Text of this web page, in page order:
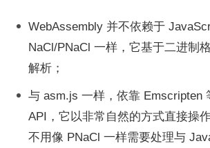
WebAssembly 并不依赖于
NaCl/PNaCl 一样，它基于二进制
解析；
与 asm.js 一样，依靠 Emscripten
API，它以非常自然的方式直接操
不用像 PNaCl 一样需要处理与